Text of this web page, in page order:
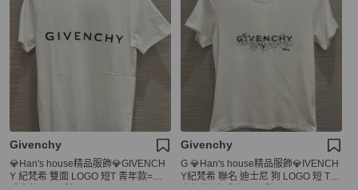
Givenchy
💎Han's house精品服飾💎GIVENCH
Y 紀梵希 雙面 LOGO 短T 青年款=男
Givenchy
G 💎Han's house精品服飾💎IVENCH
Y紀梵希 聯名 迪士尼 狗 LOGO 短 T ~